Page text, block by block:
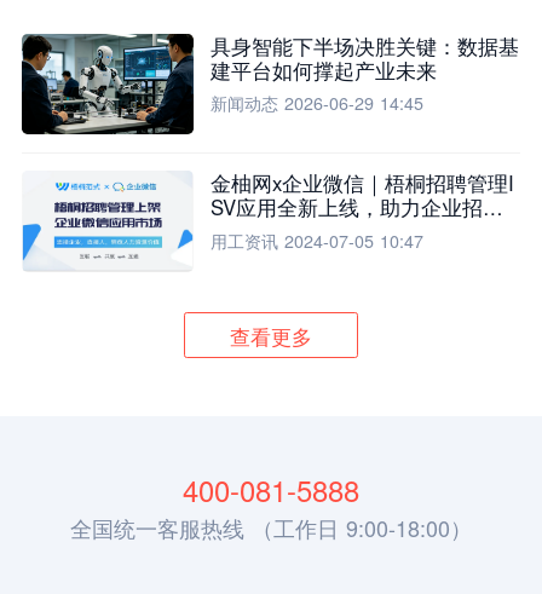
具身智能下半场决胜关键：数据基
建平台如何撑起产业未来
新闻动态 2026-06-29 14:45
金柚网x企业微信｜梧桐招聘管理I
SV应用全新上线，助力企业招聘
流程全面升级
用工资讯 2024-07-05 10:47
查看更多
400-081-5888
全国统一客服热线 （工作日 9:00-18:00）